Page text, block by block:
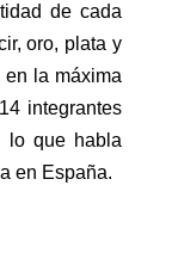
de cada
oro, plata y
la máxima
integrantes
lo que habla
en España.